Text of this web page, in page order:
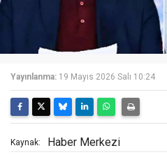
Yayınlanma: 19 Mayıs 2026 Salı 10:24
Kaynak: Haber Merkezi